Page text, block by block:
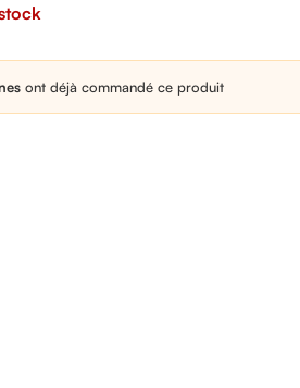
ont déjà commandé ce produit